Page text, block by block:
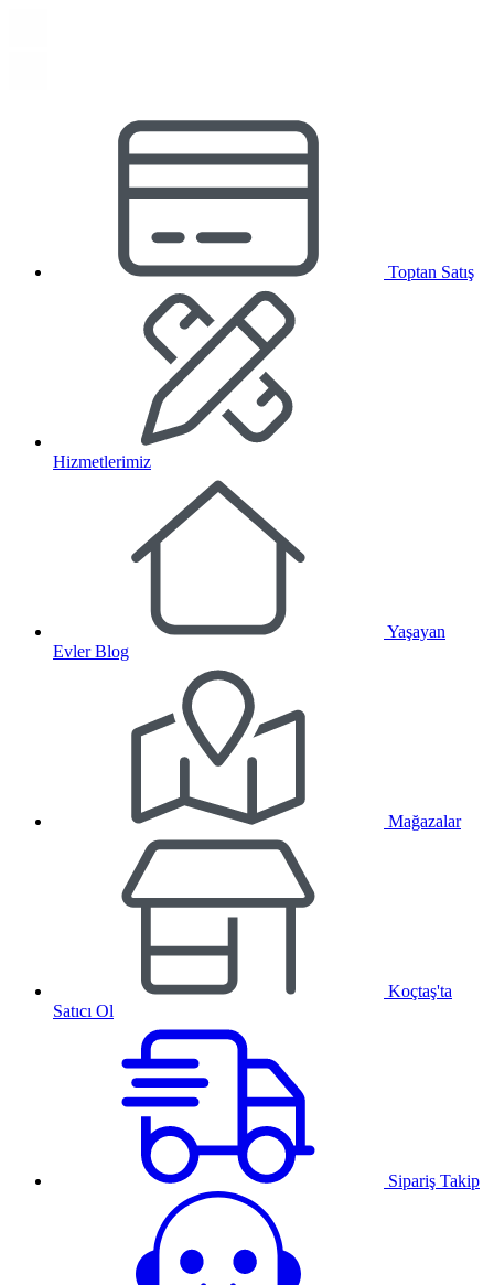
Toptan Satış
Hizmetlerimiz
Yaşayan
Evler Blog
Mağazalar
Koçtaş'ta
Satıcı Ol
Sipariş Takip